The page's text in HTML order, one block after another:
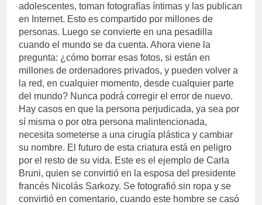
adolescentes, toman fotografías íntimas y las publican
en Internet. Esto es compartido por millones de
personas. Luego se convierte en una pesadilla
cuando el mundo se da cuenta. Ahora viene la
pregunta: ¿cómo borrar esas fotos, si están en
millones de ordenadores privados, y pueden volver a
la red, en cualquier momento, desde cualquier parte
del mundo? Nunca podrá corregir el error de nuevo.
Hay casos en que la persona perjudicada, ya sea por
sí misma o por otra persona malintencionada,
necesita someterse a una cirugía plástica y cambiar
su nombre. El futuro de esta criatura está en peligro
por el resto de su vida. Este es el ejemplo de Carla
Bruni, quien se convirtió en la esposa del presidente
francés Nicolás Sarkozy. Se fotografió sin ropa y se
convirtió en comentario, cuando este hombre se casó